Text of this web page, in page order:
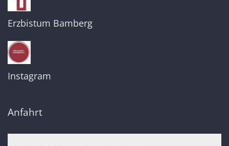
Erzbistum Bamberg
Instagram
Anfahrt